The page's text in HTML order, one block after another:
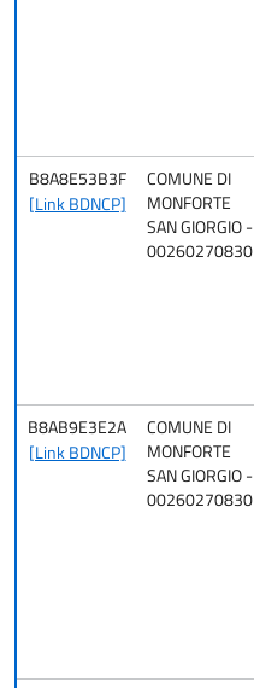
B8A8E53B3F
[Link BDNCP]
COMUNE DI
MONFORTE
SAN GIORGIO -
00260270830
B8AB9E3E2A
[Link BDNCP]
COMUNE DI
MONFORTE
SAN GIORGIO -
00260270830